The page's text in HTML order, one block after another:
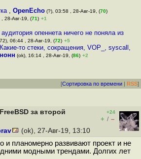
,OpenEcho (?), 03:58 , 28-Авг-19, (70)
28-Авг-19, (71) +1
опеннета ничего не поняла из
06:44 , 28-Авг-19, (72) +5
то стеки, сокращения, VOP_, syscall,
(ok), 16:14 , 28-Авг-19, (86) +2
[Сортировка по времени | RSS]
за второй
+24
+ / –
(ok), 27-Авг-19, 13:10
и планомерно развивают проект и не
модными трендами. Долгих лет